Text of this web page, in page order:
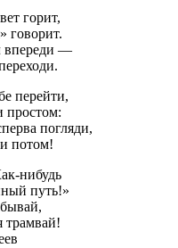
горит,
говорит.
впереди —
перейти,
простом:
погляди,
потом!
нибудь
путь!»
трамвай!